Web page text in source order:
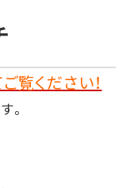
覧ください！
。